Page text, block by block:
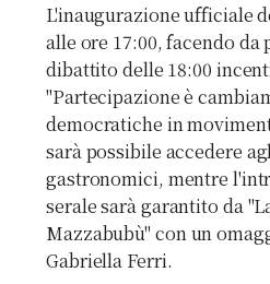
L'inaugurazione ufficiale
alle ore 17:00, facendo da
dibattito delle 18:00
"Partecipazione è
democratiche in
sarà possibile accedere
gastronomici, mentre
serale sarà garantito da
Mazzabubù" con un
Gabriella Ferri.